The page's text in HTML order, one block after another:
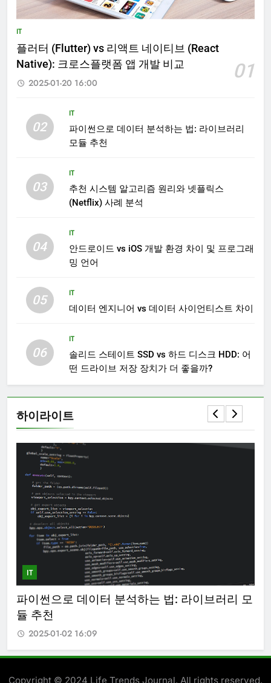
IT
플러터 (Flutter) vs 리액트 네이티브 (React
Native): 크로스플랫폼 앱 개발 비교
01
2025-01-20 16:00
02
IT
파이썬으로 데이터 분석하는 법: 라이브러리
모듈 추천
03
IT
추천 시스템 알고리즘 원리와 넷플릭스
(Netflix) 사례 분석
04
IT
안드로이드 vs iOS 개발 환경 차이 및 프로그래
밍 언어
05
IT
데이터 엔지니어 vs 데이터 사이언티스트 차이
06
IT
솔리드 스테이트 SSD vs 하드 디스크 HDD: 어
떤 드라이브 저장 장치가 더 좋을까?
하이라이트
IT
추천 시스템 알고리즘 원리와 넷플릭스(Netflix)
사례 분석
2025-01-02 16:09
Copyright © 2024 Life Trends Journal. All rights reserved.